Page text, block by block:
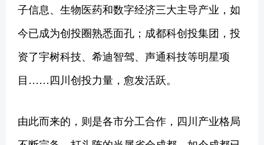
子信息、生物医药和数字经济三大主导产业，如
今已成为创投圈熟悉面孔；成都科创投集团，投
资了宇树科技、希迪智驾、声通科技等明星项
目……四川创投力量，愈发活跃。
由此而来的，则是各市分工合作，四川产业格局